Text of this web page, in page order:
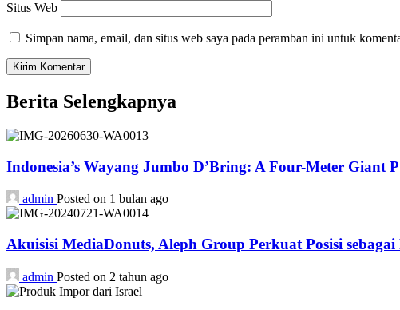
Situs Web
Simpan nama, email, dan situs web saya pada peramban ini untuk
Berita Selengkapnya
Indonesia’s Wayang Jumbo D’Bring: A Four-Meter
admin Posted on 1 bulan ago
Akuisisi MediaDonuts, Aleph Group Perkuat Posisi
admin Posted on 2 tahun ago